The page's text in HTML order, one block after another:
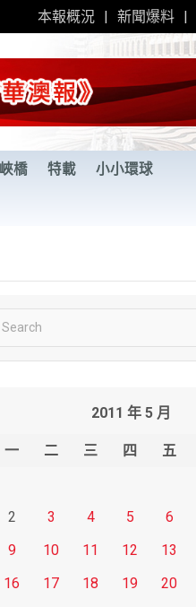
本報概況 新聞爆料
橋 特載 小小環球
2011 年 5 月
一 二 三 四 五
2
3 4 5 6
9
10 11 12 13
16
17 18 19 20